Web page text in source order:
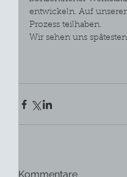
entwickeln. Auf
Prozess teilhaben.
Wir sehen uns
Kommentare